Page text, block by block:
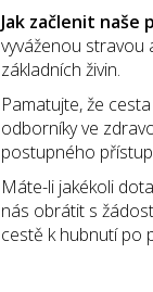
Jak začlenit naše
vyváženou stravou
základních živin.
Pamatujte, že
odborníky ve
postupného
Máte-li jakékoli
nás obrátit s
cestě k hubnutí po